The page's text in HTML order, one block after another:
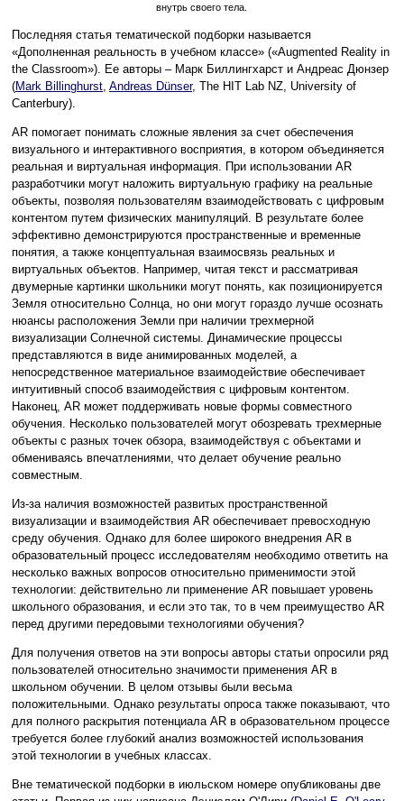
внутрь своего тела.
Последняя статья тематической подборки называется
«Дополненная реальность в учебном классе» («Augmented Reality in
the Classroom»). Ее авторы – Марк Биллингхарст и Андреас Дюнзер
(Mark Billinghurst, Andreas Dünser, The HIT Lab NZ, University of
Canterbury).
AR помогает понимать сложные явления за счет обеспечения
визуального и интерактивного восприятия, в котором объединяется
реальная и виртуальная информация. При использовании AR
разработчики могут наложить виртуальную графику на реальные
объекты, позволяя пользователям взаимодействовать с цифровым
контентом путем физических манипуляций. В результате более
эффективно демонстрируются пространственные и временные
понятия, а также концептуальная взаимосвязь реальных и
виртуальных объектов. Например, читая текст и рассматривая
двумерные картинки школьники могут понять, как позиционируется
Земля относительно Солнца, но они могут гораздо лучше осознать
нюансы расположения Земли при наличии трехмерной
визуализации Солнечной системы. Динамические процессы
представляются в виде анимированных моделей, а
непосредственное материальное взаимодействие обеспечивает
интуитивный способ взаимодействия с цифровым контентом.
Наконец, AR может поддерживать новые формы совместного
обучения. Несколько пользователей могут обозревать трехмерные
объекты с разных точек обзора, взаимодействуя с объектами и
обмениваясь впечатлениями, что делает обучение реально
совместным.
Из-за наличия возможностей развитых пространственной
визуализации и взаимодействия AR обеспечивает превосходную
среду обучения. Однако для более широкого внедрения AR в
образовательный процесс исследователям необходимо ответить на
несколько важных вопросов относительно применимости этой
технологии: действительно ли применение AR повышает уровень
школьного образования, и если это так, то в чем преимущество AR
перед другими передовыми технологиями обучения?
Для получения ответов на эти вопросы авторы статьи опросили ряд
пользователей относительно значимости применения AR в
школьном обучении. В целом отзывы были весьма
положительными. Однако результаты опроса также показывают, что
для полного раскрытия потенциала AR в образовательном процессе
требуется более глубокий анализ возможностей использования
этой технологии в учебных классах.
Вне тематической подборки в июльском номере опубликованы две